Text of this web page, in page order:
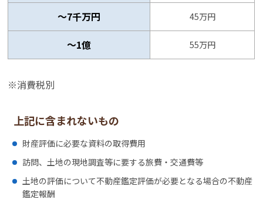
〜7千万円 45万円
〜1億 55万円
※消費税別
上記に含まれないもの
財産評価に必要な資料の取得費用
訪問、土地の現地調査等に要する旅費・交通費等
土地の評価について不動産鑑定評価が必要となる場合の不動産
鑑定報酬